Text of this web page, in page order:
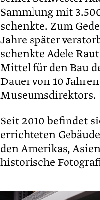
Sammlung mit
schenkte. Zum
Jahre später
schenkte Adele
Mittel für den Bau
Dauer von 10
Museumsdirektors.
Seit 2010 befindet
errichteten
den Amerikas,
historische